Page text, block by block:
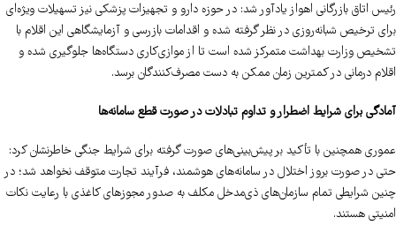
رئیس اتاق بازرگانی اهواز یادآور شد: در حوزه دارو و تجهیزات پزشکی نیز تسهیلات ویژه‌ای
برای ترخیص شبانه‌روزی در نظر گرفته شده و اقدامات بازرسی و آزمایشگاهی این اقلام با
تشخیص وزارت بهداشت متمرکز شده است تا از موازی‌کاری دستگاه‌ها جلوگیری شده و
اقلام درمانی در کمترین زمان ممکن به دست مصرف‌کنندگان برسد.
آمادگی برای شرایط اضطرار و تداوم تبادلات در صورت قطع سامانه‌ها
عموری همچنین با تأکید بر پیش‌بینی‌های صورت گرفته برای شرایط جنگی خاطرنشان کرد:
حتی در صورت بروز اختلال در سامانه‌های هوشمند، فرآیند تجارت متوقف نخواهد شد؛ در
چنین شرایطی تمام سازمان‌های ذی‌مدخل مکلف به صدور مجوزهای کاغذی با رعایت نکات
امنیتی هستند.